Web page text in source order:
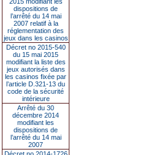
dispositions de
l’arrêté du 14 mai
2007 relatif à la
réglementation des
jeux dans les casinos
Décret no 2015-540
du 15 mai 2015
modifiant la liste des
jeux autorisés dans
les casinos fixée par
l’article D.321-13 du
code de la sécurité
intérieure
Arrêté du 30
décembre 2014
modifiant les
dispositions de
l’arrêté du 14 mai
2007